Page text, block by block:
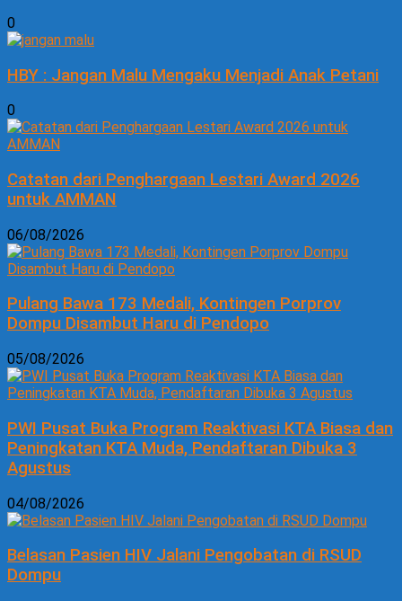
0
HBY : Jangan Malu Mengaku Menjadi Anak Petani
0
Catatan dari Penghargaan Lestari Award 2026
untuk AMMAN
06/08/2026
Pulang Bawa 173 Medali, Kontingen Porprov
Dompu Disambut Haru di Pendopo
05/08/2026
PWI Pusat Buka Program Reaktivasi KTA Biasa dan
Peningkatan KTA Muda, Pendaftaran Dibuka 3
Agustus
04/08/2026
Belasan Pasien HIV Jalani Pengobatan di RSUD
Dompu